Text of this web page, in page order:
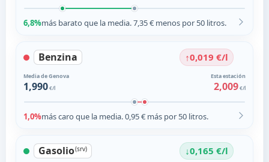
6,8%más barato que la media. 7,35 € menos por 50 litros.
Benzina ↑0,019 €/l
Media de Genova
1,990€/l
Esta estación
2,009€/l
1,0%más caro que la media. 0,95 € más por 50 litros.
Gasolio(srv) ↓0,165 €/l